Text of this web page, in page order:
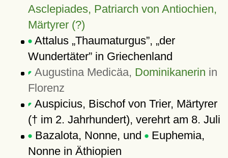
Asclepiades, Patriarch von Antiochien,
Märtyrer (?)
Attalus Thaumaturgus , der
Wundertäter in Griechenland
Augustina Medicäa, Dominikanerin in
Florenz
Auspicius, Bischof von Trier, Märtyrer
(† im 2. Jahrhundert), verehrt am 8. Juli
Bazalota, Nonne, und Euphemia,
Nonne in Äthiopien